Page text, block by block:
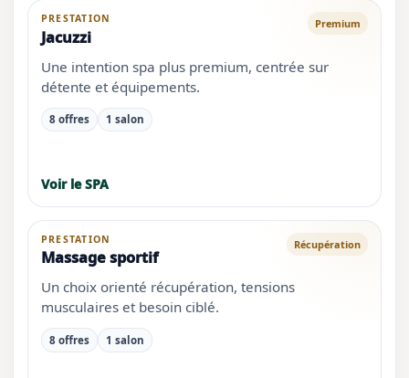
PRESTATION
Jacuzzi
Premium
Une intention spa plus premium, centrée sur
détente et équipements.
8 offres 1 salon
Voir le SPA
PRESTATION
Massage sportif
Récupération
Un choix orienté récupération, tensions
musculaires et besoin ciblé.
8 offres 1 salon